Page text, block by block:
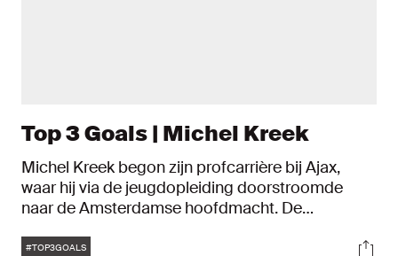
Top 3 Goals | Michel Kreek
Michel Kreek begon zijn profcarrière bij Ajax,
waar hij via de jeugdopleiding doorstroomde
naar de Amsterdamse hoofdmacht. De
speler van Ajax 1. In deze periode won Kreek
Tags
#TOP3GOALS